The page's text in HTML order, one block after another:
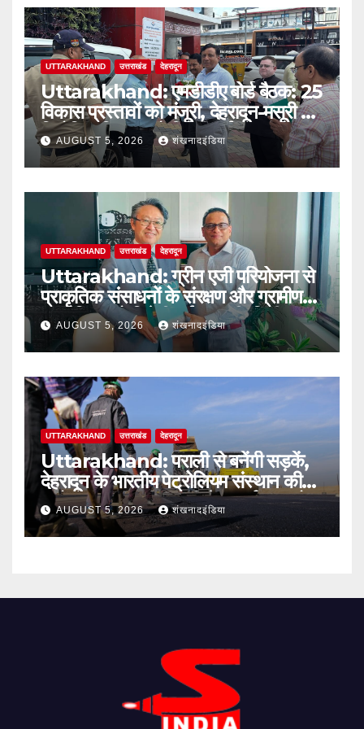
UTTARAKHAND उत्तराखंड देहरादून
Uttarakhand: एमडीडीए बोर्ड बैठक: 25
विकास प्रस्तावों को मंजूरी, देहरादून-मसूरी में
नियोजित विकास को मिलेगी नई रफ्तार
AUGUST 5, 2026 शंखनादइंडिया
UTTARAKHAND उत्तराखंड देहरादून
Uttarakhand: ग्रीन एजी परियोजना से
प्राकृतिक संसाधनों के संरक्षण और ग्रामीण
आजीविका को मिलेगी नई मजबूती: दिलीप
जावलकर
AUGUST 5, 2026 शंखनादइंडिया
UTTARAKHAND उत्तराखंड देहरादून
Uttarakhand: पराली से बनेंगी सड़कें,
देहरादून के भारतीय पेट्रोलियम संस्थान की
बायो-बाइंडर तकनीक से मिलेगा पर्यावरण को
बड़ा लाभ
AUGUST 5, 2026 शंखनादइंडिया